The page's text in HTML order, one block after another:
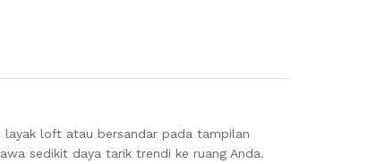
layak loft atau bersandar pada tampilan
sedikit daya tarik trendi ke ruang Anda.